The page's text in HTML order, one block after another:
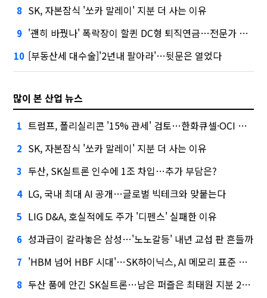
8 SK, 자본잠식 '쏘카 말레이' 지분 더 사는 이유
9 '괜히 바꿨나' 폭락장이 할퀸 DC형 퇴직연금…전문가 조언은
10 [부동산세 대수술]'2년내 팔아라'…뒷문은 열었다
많이 본 산업 뉴스
1 트럼프, 폴리실리콘 '15% 관세' 검토…한화큐셀·OCI 영향은?
2 SK, 자본잠식 '쏘카 말레이' 지분 더 사는 이유
3 두산, SK실트론 인수에 1조 차입…추가 부담은?
4 LG, 국내 최대 AI 공개…글로벌 빅테크와 맞붙는다
5 LIG D&A, 호실적에도 주가 '디펜스' 실패한 이유
6 성과급이 갈라놓은 삼성…'노노갈등' 내년 교섭 판 흔들까
7 'HBM 넘어 HBF 시대'…SK하이닉스, AI 메모리 표준 선점 나섰다
8 두산 품에 안긴 SK실트론…남은 퍼즐은 최태원 지분 29.4%